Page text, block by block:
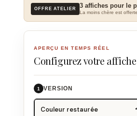
OFFRE ATELIER 3 affiches pour le
La moins chère est
APERÇU EN TEMPS RÉEL
Configurez votre affiche
1 VERSION
Couleur restaurée